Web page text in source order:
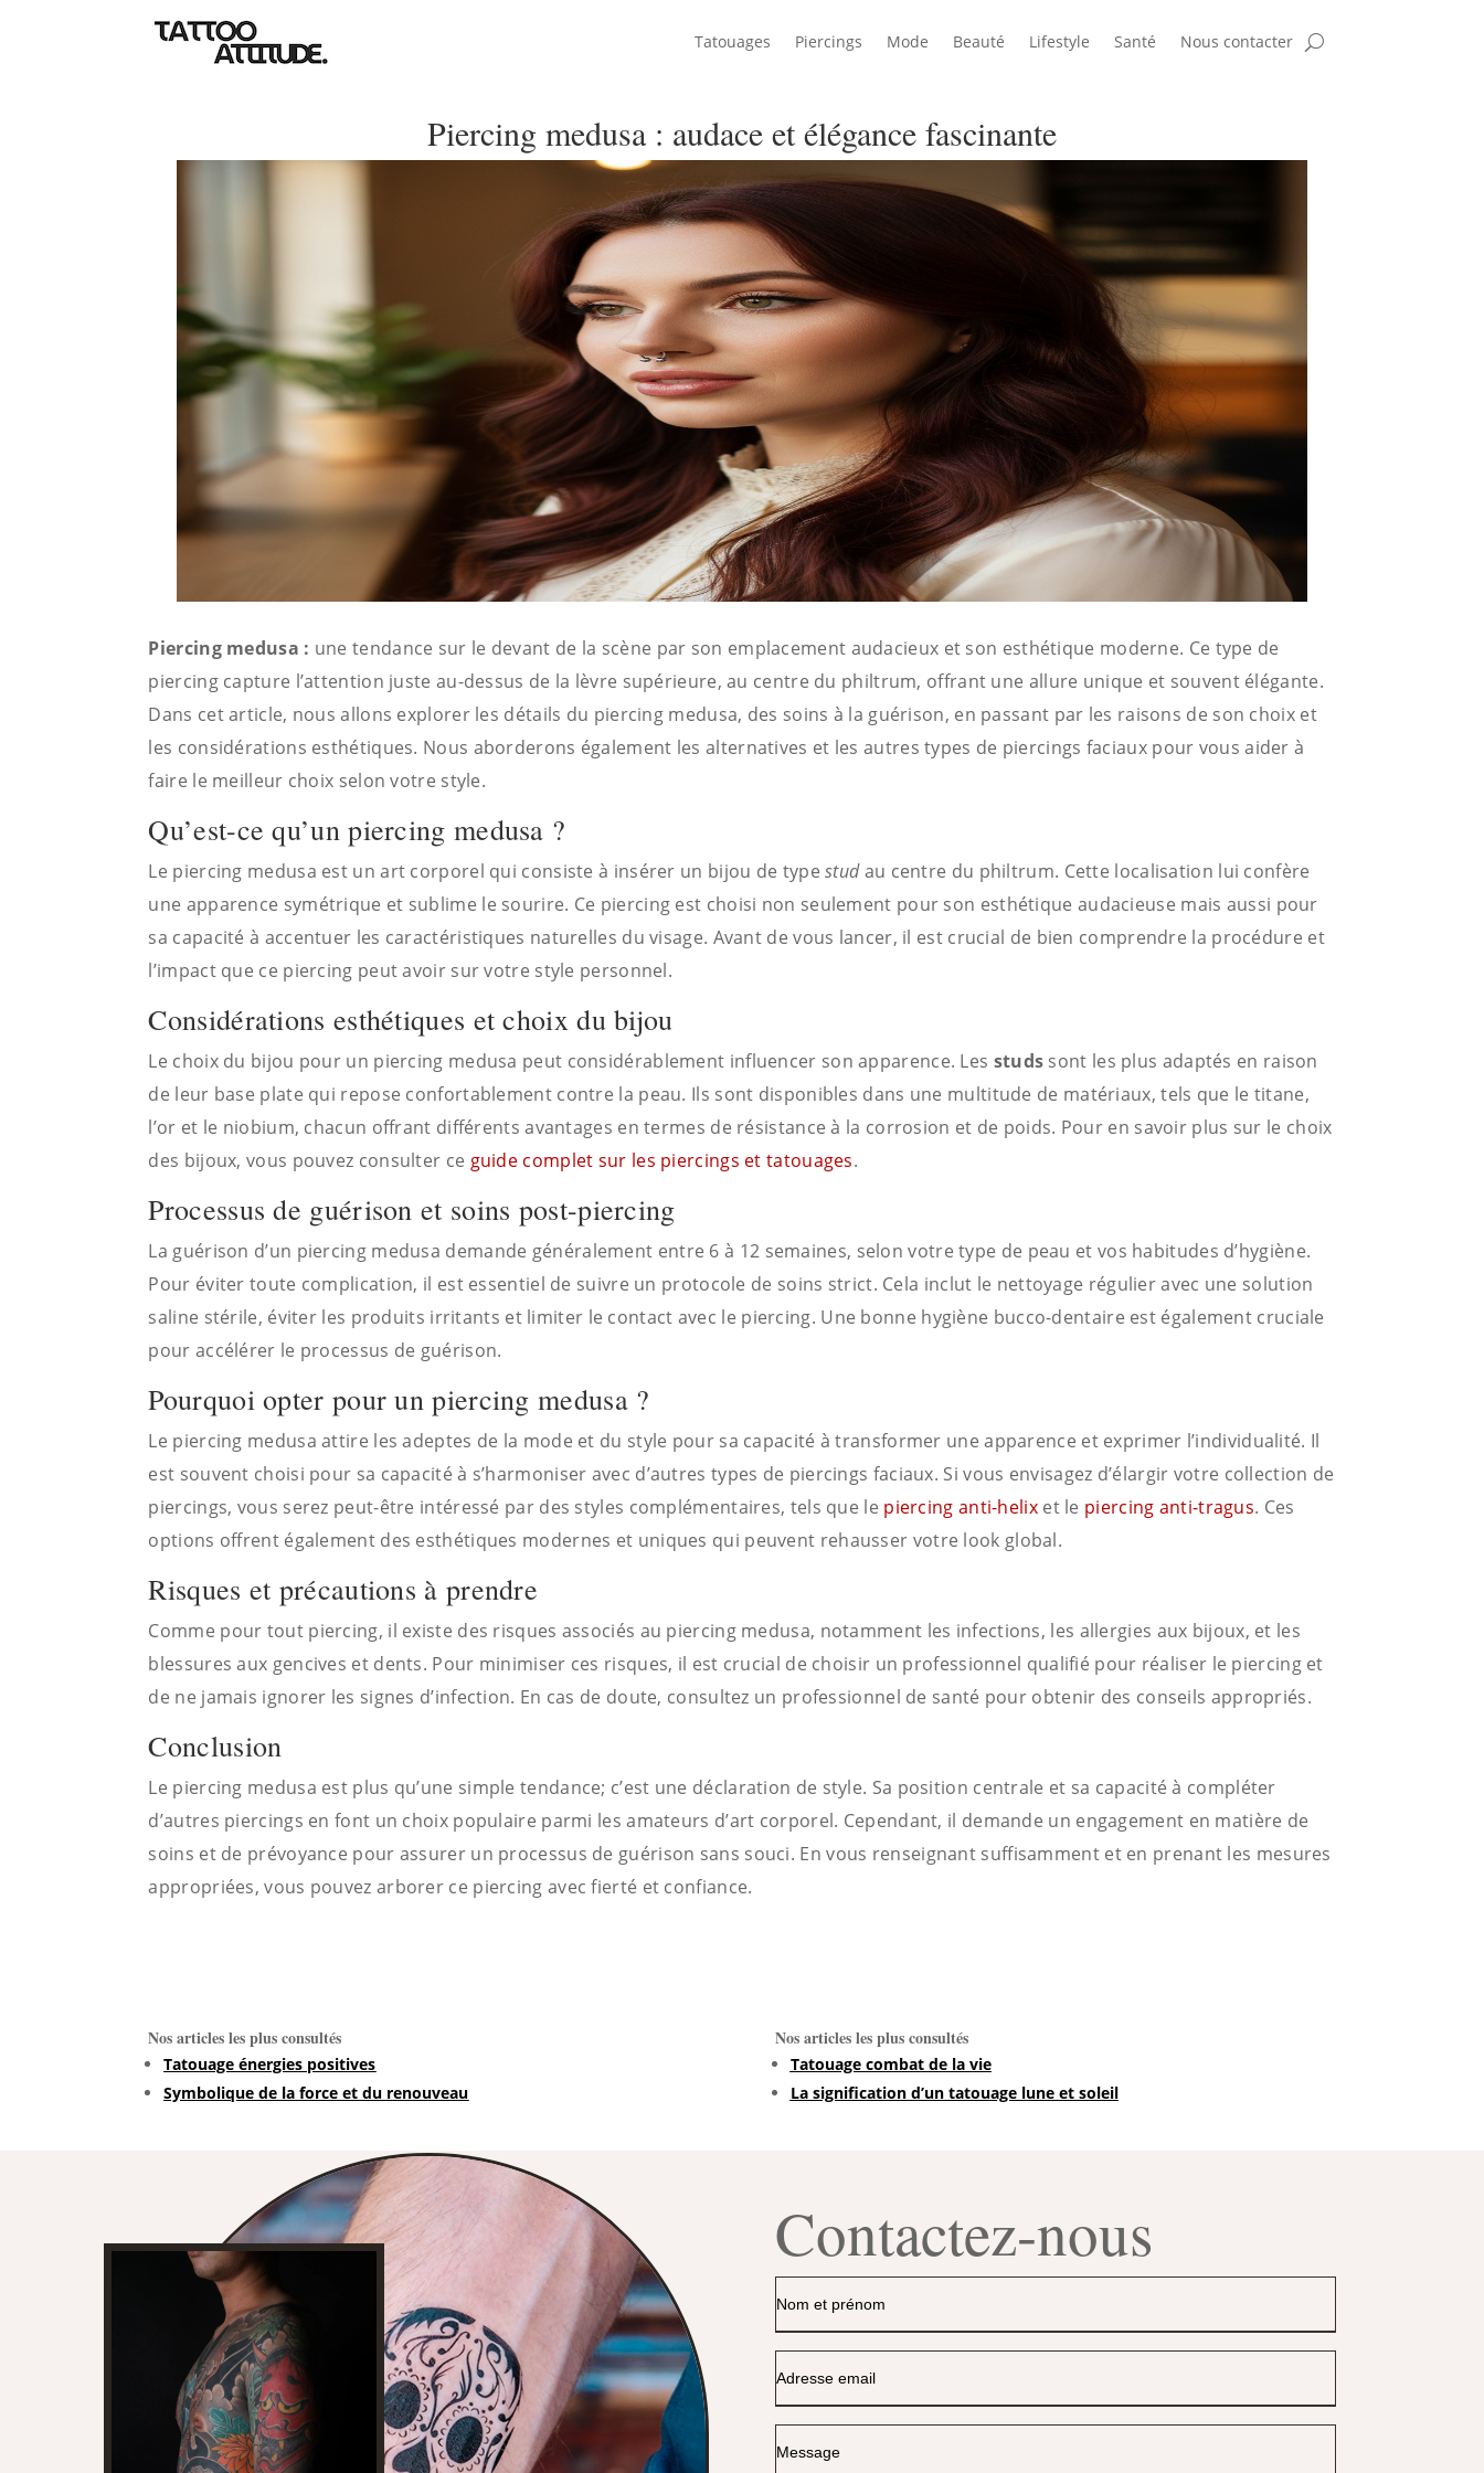
Tatouages Piercings Mode Beauté Lifestyle Santé Nous contacter
Piercing medusa : audace et élégance fascinante
Piercing medusa : une tendance sur le devant de la scène par son emplacement audacieux et son esthétique moderne. Ce type de
piercing capture l’attention juste au-dessus de la lèvre supérieure, au centre du philtrum, offrant une allure unique et souvent élégante.
Dans cet article, nous allons explorer les détails du piercing medusa, des soins à la guérison, en passant par les raisons de son choix et
les considérations esthétiques. Nous aborderons également les alternatives et les autres types de piercings faciaux pour vous aider à
faire le meilleur choix selon votre style.
Qu’est-ce qu’un piercing medusa ?
Le piercing medusa est un art corporel qui consiste à insérer un bijou de typestudau centre du philtrum. Cette localisation lui confère
une apparence symétrique et sublime le sourire. Ce piercing est choisi non seulement pour son esthétique audacieuse mais aussi pour
sa capacité à accentuer les caractéristiques naturelles du visage. Avant de vous lancer, il est crucial de bien comprendre la procédure et
l’impact que ce piercing peut avoir sur votre style personnel.
Considérations esthétiques et choix du bijou
Le choix du bijou pour un piercing medusa peut considérablement influencer son apparence. Les studs sont les plus adaptés en raison
de leur base plate qui repose confortablement contre la peau. Ils sont disponibles dans une multitude de matériaux, tels que le titane,
l’or et le niobium, chacun offrant différents avantages en termes de résistance à la corrosion et de poids. Pour en savoir plus sur le choix
des bijoux, vous pouvez consulter ce guide complet sur les piercings et tatouages.
Processus de guérison et soins post-piercing
La guérison d’un piercing medusa demande généralement entre 6 à 12 semaines, selon votre type de peau et vos habitudes d’hygiène.
Pour éviter toute complication, il est essentiel de suivre un protocole de soins strict. Cela inclut le nettoyage régulier avec une solution
saline stérile, éviter les produits irritants et limiter le contact avec le piercing. Une bonne hygiène bucco-dentaire est également cruciale
pour accélérer le processus de guérison.
Pourquoi opter pour un piercing medusa ?
Le piercing medusa attire les adeptes de la mode et du style pour sa capacité à transformer une apparence et exprimer l’individualité. Il
est souvent choisi pour sa capacité à s’harmoniser avec d’autres types de piercings faciaux. Si vous envisagez d’élargir votre collection de
piercings, vous serez peut-être intéressé par des styles complémentaires, tels que le piercing anti-helixet le piercing anti-tragus. Ces
options offrent également des esthétiques modernes et uniques qui peuvent rehausser votre look global.
Risques et précautions à prendre
Comme pour tout piercing, il existe des risques associés au piercing medusa, notamment les infections, les allergies aux bijoux, et les
blessures aux gencives et dents. Pour minimiser ces risques, il est crucial de choisir un professionnel qualifié pour réaliser le piercing et
de ne jamais ignorer les signes d’infection. En cas de doute, consultez un professionnel de santé pour obtenir des conseils appropriés.
Conclusion
Le piercing medusa est plus qu’une simple tendance; c’est une déclaration de style. Sa position centrale et sa capacité à compléter
d’autres piercings en font un choix populaire parmi les amateurs d’art corporel. Cependant, il demande un engagement en matière de
soins et de prévoyance pour assurer un processus de guérison sans souci. En vous renseignant suffisamment et en prenant les mesures
appropriées, vous pouvez arborer ce piercing avec fierté et confiance.
Nos articles les plus consultés
Tatouage énergies positives
Symbolique de la force et du renouveau
Nos articles les plus consultés
Tatouage combat de la vie
La signification d’un tatouage lune et soleil
Contactez-nous